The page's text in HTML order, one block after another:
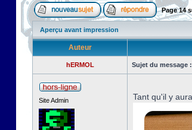
Page14
Aperçu avant impression
Auteur
hERMOL Sujet du message :
Site Admin Tant qu'il y